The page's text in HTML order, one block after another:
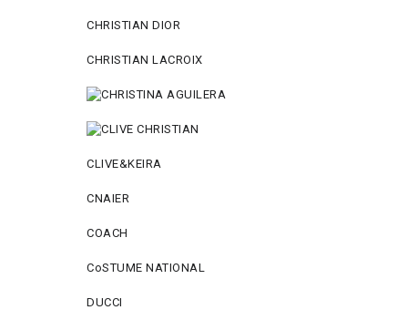
CHRISTIAN DIOR
CHRISTIAN LACROIX
CLIVE&KEIRA
CNAIER
COACH
CoSTUME NATIONAL
DUCCI